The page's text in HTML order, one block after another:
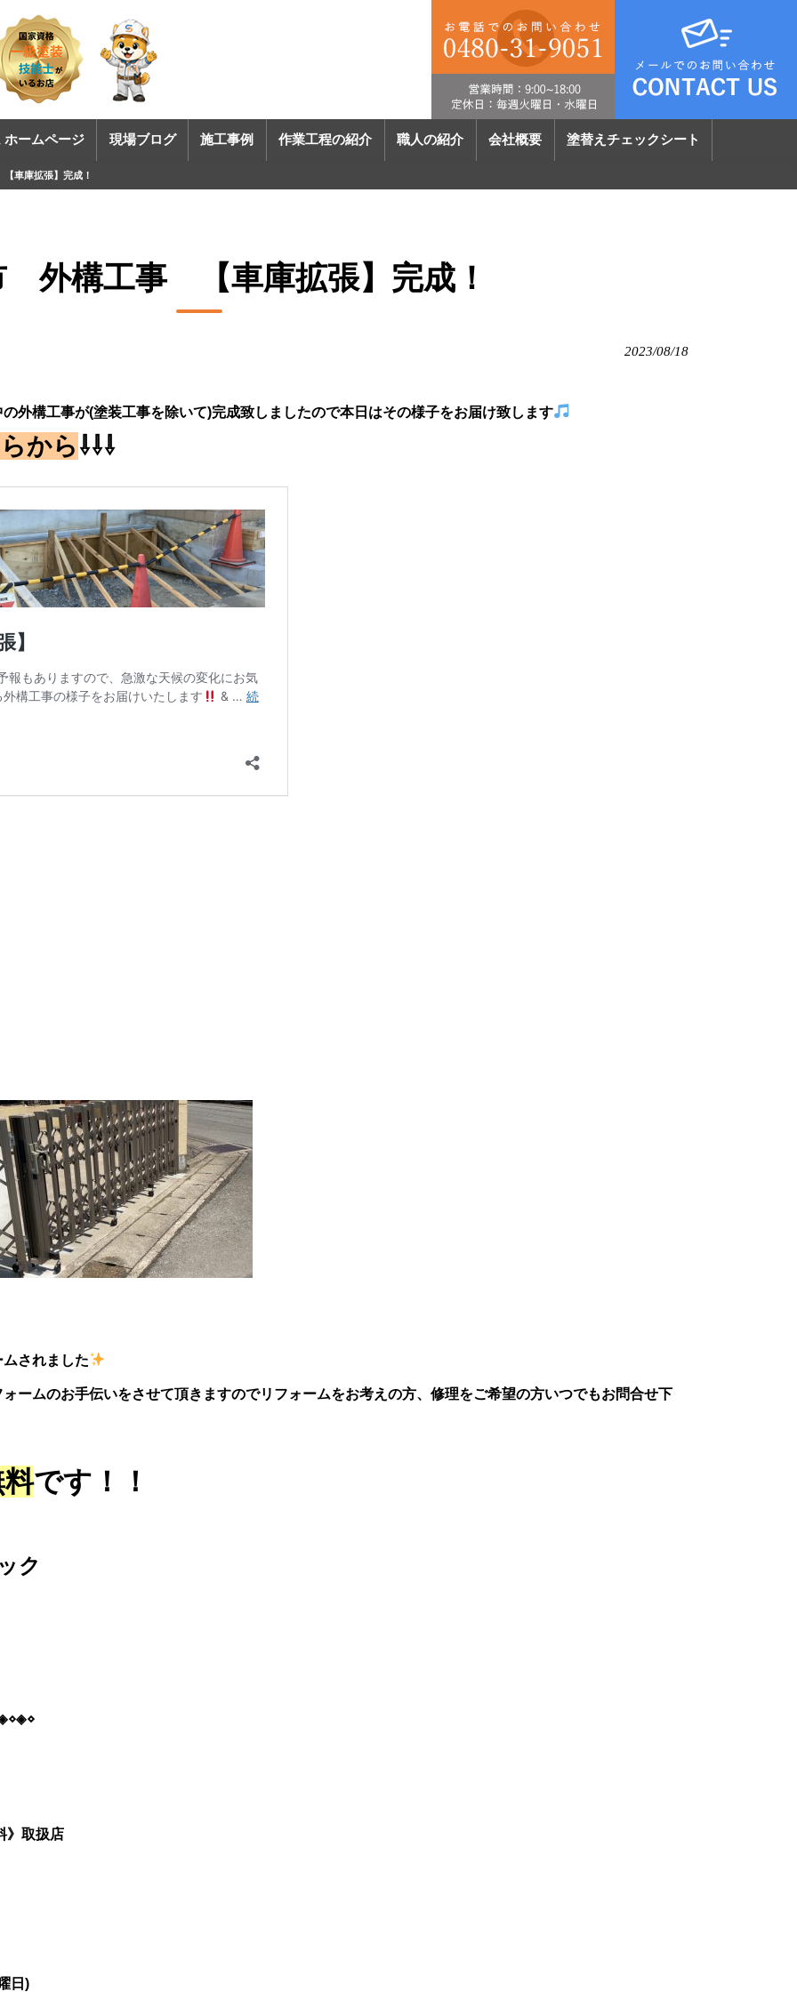
ホームページ 現場ブログ 施工事例 作業工程の紹介 職人の紹介 会社概要 塗替えチェックシート
車庫拡張】完成！
外構工事 【車庫拡張】完成！
2023/08/18
外構工事が(塗装工事を除いて)完成致しましたので本日はその様子をお届け致します
から⇩⇩⇩
されました
ームのお手伝いをさせて頂きますのでリフォームをお考えの方、修理をご希望の方いつでもお問合せ下
です！！
ク
取扱店
日)